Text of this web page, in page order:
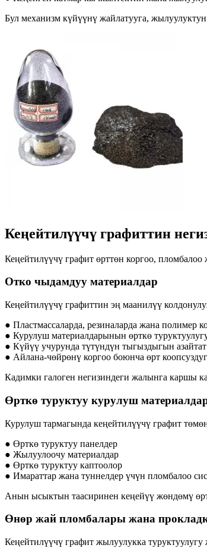
Бул механизм күйүүнү жайлатууга,
Кеңейтилүүчү графиттин
Кеңейтилүүчү графит өрттөн коргоо,
Отко чыдамдуу материалдар
Кеңейтилүүчү графиттин эң маанилүү
● Пластмассаларда, резиналарда жана полимер
● Курулуш материалдарынын өрткө
● Күйүү учурунда түтүндүн тыгыздыгын азайтат
● Айлана-чөйрөнү коргоо боюнча өрт
Кадимки галоген негизиндеги жалынга каршы
Өрткө туруктуу курулуш
Курулуш тармагында кеңейтилүүчү графит
● Өрткө туруктуу панелдер
● Жылуулоочу материалдар
● Өрткө туруктуу каптоолор
● Имараттар жана туннелдер үчүн пломбалоо
Анын ысыктын таасиринен кеңейүү жөндөмү өрт
Өнөр жай пломбалары жана
Кеңейтилүүчү графит жылуулукка